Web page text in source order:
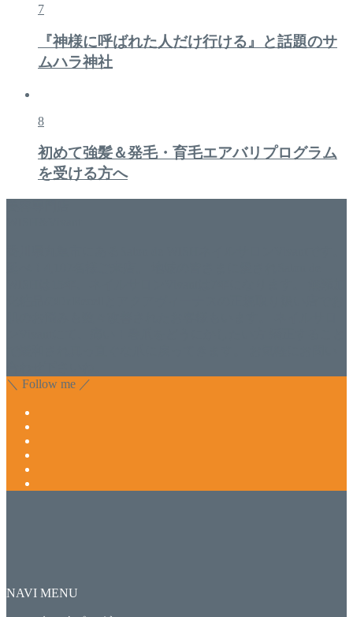
7
『神様に呼ばれた人だけ行ける』と話題のサ
ムハラ神社
8
初めて強髪＆発毛・育毛エアバリプログラム
を受ける方へ
＼ Follow me ／
NAVI MENU